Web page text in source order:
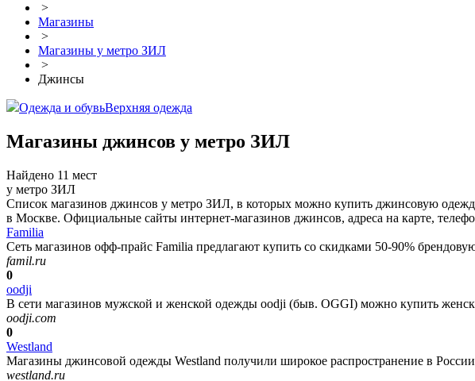
>
Магазины
>
Магазины у метро ЗИЛ
>
Джинсы
Одежда и обувьВерхняя одежда
Магазины джинсов у метро ЗИЛ
Найдено 11 мест
у метро ЗИЛ
Список магазинов джинсов у метро ЗИЛ, в которых можно купить джинсовую
в Москве. Официальные сайты интернет-магазинов джинсов, адреса на карте,
Familia
Сеть магазинов офф-прайс Familia предлагают купить со скидками 50-90%
famil.ru
0
oodji
В сети магазинов мужской и женской одежды oodji (быв. OGGI) можно купить
oodji.com
0
Westland
Магазины джинсовой одежды Westland получили широкое распространение в
westland.ru